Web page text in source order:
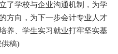
了学校与企业沟通机制，为学
方向，为下一步会计专业人才
养、学生实习就业打牢坚实基
稿)